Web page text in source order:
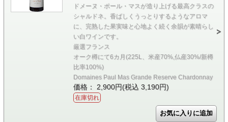
ドメーヌ・ポール・マスが造り上げる最高クラスの
シャルドネ。香ばしくうっとりするようなアロマ
に、完熟した果実味と心地よく続く余韻が素晴らし
い白ワインです。
厳選フランス
オーク樽にて6カ月(225L、米産70%,仏産30%/新樽
比率100%)
Domaines Paul Mas Grande Reserve Chardonnay
価格： 2,900円(税込 3,190円)
在庫切れ